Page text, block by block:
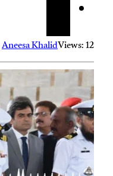
Aneesa KhalidViews: 12